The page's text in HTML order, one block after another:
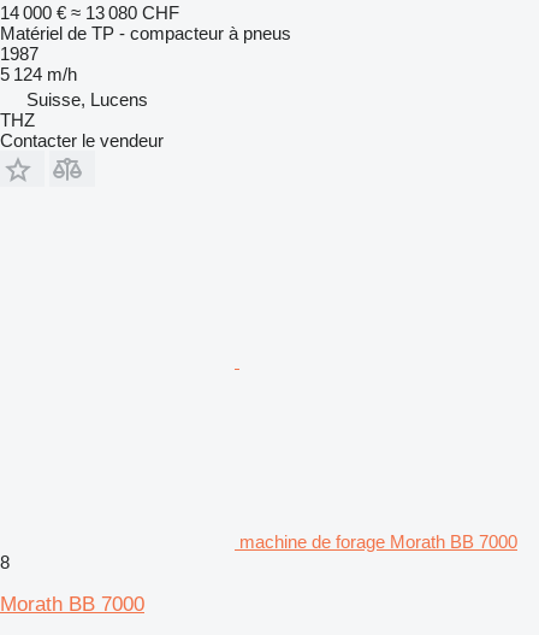
14 000 € ≈ 13 080 CHF
Matériel de TP - compacteur à pneus
1987
5 124 m/h
Suisse, Lucens
THZ
Contacter le vendeur
machine de forage Morath BB 7000
8
Morath BB 7000